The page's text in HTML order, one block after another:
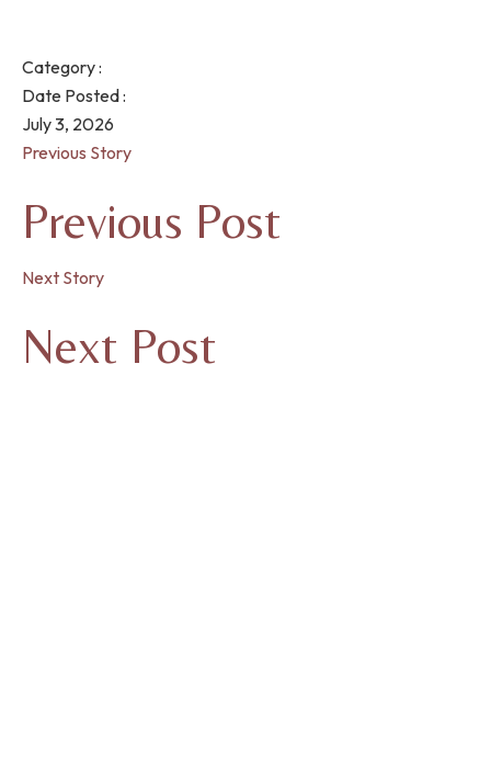
Category :
Date Posted :
July 3, 2026
Previous Story
Previous Post
Next Story
Next Post